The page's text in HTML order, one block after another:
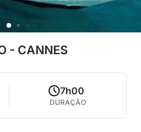
- CANNES
7h00
DURAÇÃO